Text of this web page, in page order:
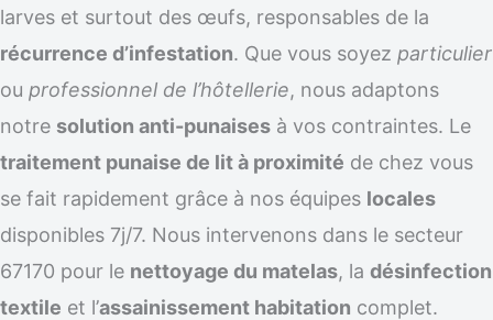
larves et surtout des œufs, responsables de la
récurrence d’infestation. Que vous soyez particulier
ou professionnel de l’hôtellerie, nous adaptons
notre solution anti-punaises à vos contraintes. Le
traitement punaise de lit à proximité de chez vous
se fait rapidement grâce à nos équipes locales
disponibles 7j/7. Nous intervenons dans le secteur
67170 pour le nettoyage du matelas, la désinfection
textile et l’assainissement habitation complet.